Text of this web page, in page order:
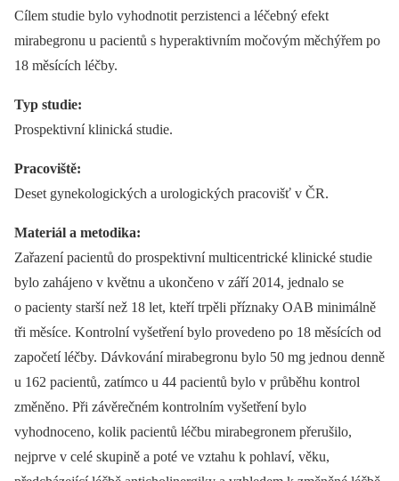
Cílem studie bylo vyhodnotit perzistenci a léčebný efekt
mirabegronu u pacientů s hyperaktivním močovým měchýřem po
18 měsících léčby.
Typ studie:
Prospektivní klinická studie.
Pracoviště:
Deset gynekologických a urologických pracovišť v ČR.
Materiál a metodika:
Zařazení pacientů do prospektivní multicentrické klinické studie
bylo zahájeno v květnu a ukončeno v září 2014, jednalo se
o pacienty starší než 18 let, kteří trpěli příznaky OAB minimálně
tři měsíce. Kontrolní vyšetření bylo provedeno po 18 měsících od
započetí léčby. Dávkování mirabegronu bylo 50 mg jednou denně
u 162 pacientů, zatímco u 44 pacientů bylo v průběhu kontrol
změněno. Při závěrečném kontrolním vyšetření bylo
vyhodnoceno, kolik pacientů léčbu mirabegronem přerušilo,
nejprve v celé skupině a poté ve vztahu k pohlaví, věku,